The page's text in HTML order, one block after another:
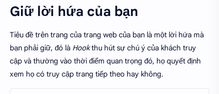
Giữ lời hứa của bạn
Tiêu đề trên trang của trang web của bạn là một lời hứa mà
bạn phải giữ, đó là Hookthu hút sự chú ý của khách truy
cập và thường vào thời điểm quan trọng đó, họ quyết định
xem họ có truy cập trang tiếp theo hay không.